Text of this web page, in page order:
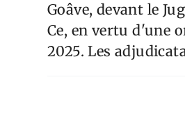
Goâve, devant le
Ce, en vertu d'une
2025. Les